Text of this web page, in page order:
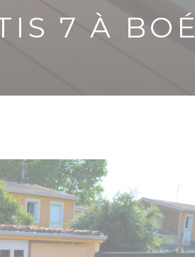
7 À BOÉ